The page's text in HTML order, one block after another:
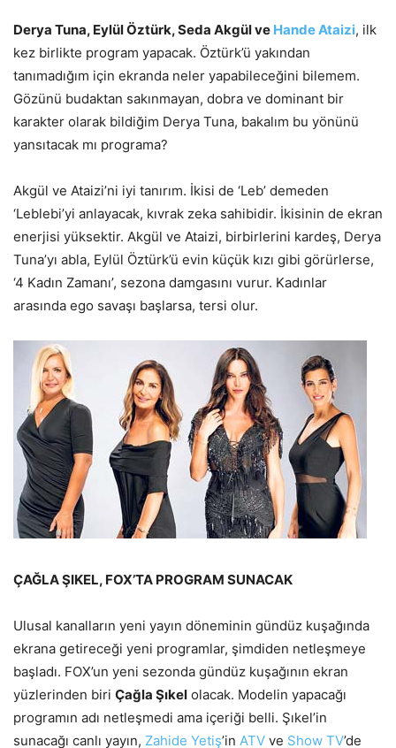
Derya Tuna, Eylül Öztürk, Seda Akgül ve Hande Ataizi, ilk
kez birlikte program yapacak. Öztürk’ü yakından
tanımadığım için ekranda neler yapabileceğini bilemem.
Gözünü budaktan sakınmayan, dobra ve dominant bir
karakter olarak bildiğim Derya Tuna, bakalım bu yönünü
yansıtacak mı programa?
Akgül ve Ataizi’ni iyi tanırım. İkisi de ‘Leb’ demeden
‘Leblebi’yi anlayacak, kıvrak zeka sahibidir. İkisinin de ekran
enerjisi yüksektir. Akgül ve Ataizi, birbirlerini kardeş, Derya
Tuna’yı abla, Eylül Öztürk’ü evin küçük kızı gibi görürlerse,
‘4 Kadın Zamanı’, sezona damgasını vurur. Kadınlar
arasında ego savaşı başlarsa, tersi olur.
ÇAĞLA ŞIKEL, FOX’TA PROGRAM SUNACAK
Ulusal kanalların yeni yayın döneminin gündüz kuşağında
ekrana getireceği yeni programlar, şimdiden netleşmeye
başladı. FOX’un yeni sezonda gündüz kuşağının ekran
yüzlerinden biri Çağla Şıkel olacak. Modelin yapacağı
programın adı netleşmedi ama içeriği belli. Şıkel’in
sunacağı canlı yayın, Zahide Yetiş’in ATV ve Show TV’de